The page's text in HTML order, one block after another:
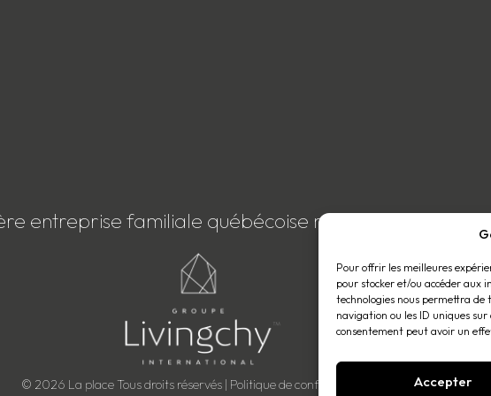
Pour offrir les meilleures
pour stocker et/ou accéder aux
technologies nous permettra de
navigation ou les ID uniques
consentement peut avoir un
Accepter
entreprise familiale québécoise membre du
© 2026 La place Tous droits réservés | Politique de confidentialité